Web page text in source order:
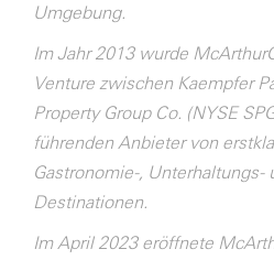
Umgebung.
Im Jahr 2013 wurde
Venture zwischen Kaempfer
Property Group Co. (NYSE
führenden Anbieter von
Gastronomie-, Unterhaltungs-
Destinationen.
Im April 2023 eröffnete